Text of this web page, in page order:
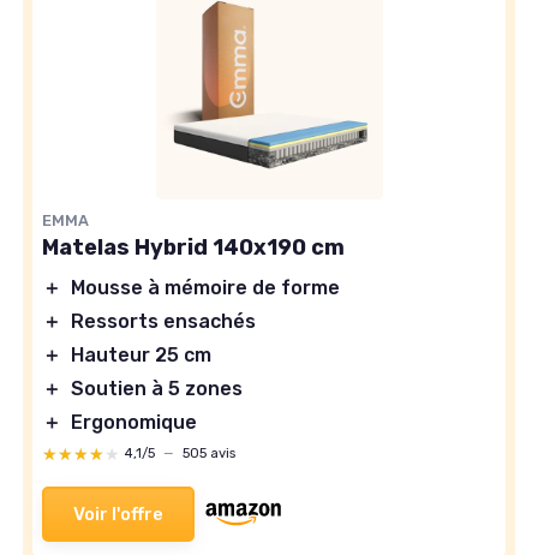
EMMA
Matelas Hybrid 140x190 cm
＋
Mousse à mémoire de forme
＋
Ressorts ensachés
＋
Hauteur 25 cm
＋ Soutien à 5 zones
＋
Ergonomique
★★★★★
★★★★★ 4,1/5 — 505 avis
Voir l'offre